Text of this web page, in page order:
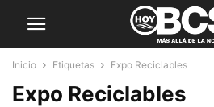
Inicio Etiquetas Expo Reciclables
Expo Reciclables